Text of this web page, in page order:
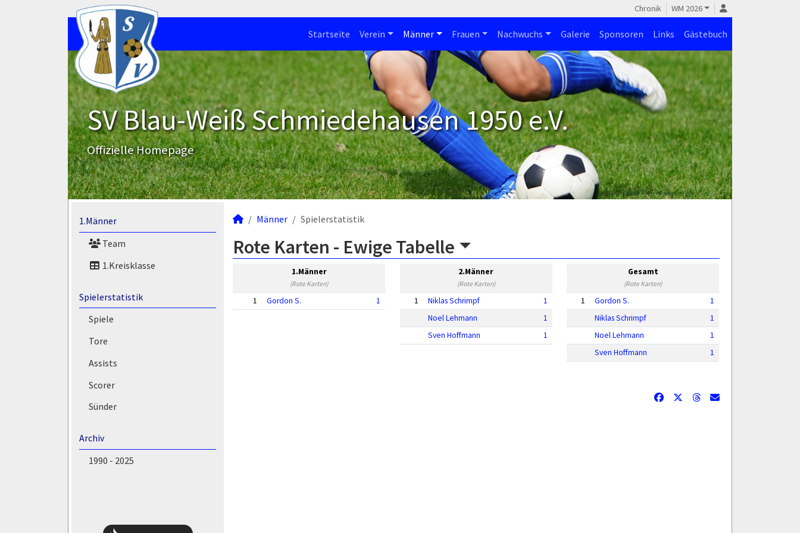
Chronik WM 2026
Startseite Verein Männer Frauen Nachwuchs Galerie Sponsoren Links Gästebuch
SV Blau-Weiß Schmiedehausen 1950 e.V.
Offizielle Homepage
1.Männer
Team
1.Kreisklasse
Spielerstatistik
Spiele
Tore
Assists
Scorer
Sünder
Archiv
1990 - 2025
Männer Spielerstatistik
Rote Karten - Ewige Tabelle
1.Männer
(Rote Karten)
1 Gordon S. 1
2.Männer
(Rote Karten)
1 Niklas Schrimpf
1
Noel Lehmann
1
Sven Hoffmann
1
Gesamt
(Rote Karten)
1 Gordon S.
1
Niklas Schrimpf
1
Noel Lehmann
1
Sven Hoffmann
1